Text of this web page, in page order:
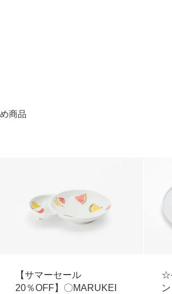
商品
【サマーセール
20％OFF】〇MARUKEI
☆